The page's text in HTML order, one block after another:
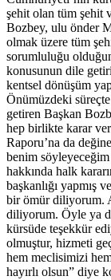
şehit olan tüm şehit
Bozbey, ulu önder
olmak üzere tüm
sorumluluğu
konusunun dile
kentsel dönüşüm
Önümüzdeki
getiren Başkan
hep birlikte karar
Raporu’na da
benim
hakkında halk
başkanlığı yapmış
bir ömür diliyorum.
diliyorum. Öyle ya
kürsüde teşekkür
olmuştur, hizmeti
hem meclisimizi
hayırlı olsun” diye